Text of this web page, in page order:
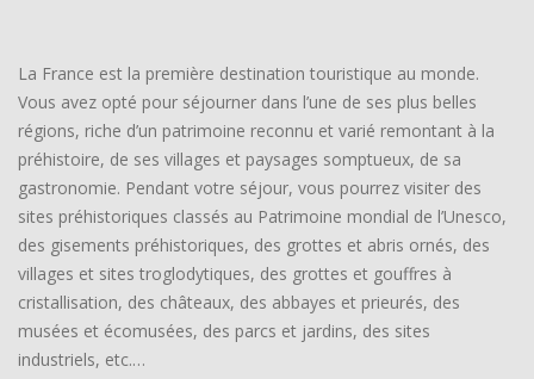
La France est la première destination touristique au monde.
Vous avez opté pour séjourner dans l’une de ses plus belles
régions, riche d’un patrimoine reconnu et varié remontant à la
préhistoire, de ses villages et paysages somptueux, de sa
gastronomie. Pendant votre séjour, vous pourrez visiter des
sites préhistoriques classés au Patrimoine mondial de l’Unesco,
des gisements préhistoriques, des grottes et abris ornés, des
villages et sites troglodytiques, des grottes et gouffres à
cristallisation, des châteaux, des abbayes et prieurés, des
musées et écomusées, des parcs et jardins, des sites
industriels, etc.…